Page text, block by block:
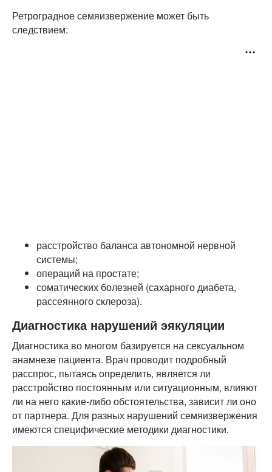
Ретроградное семяизвержение может быть
следствием:
расстройство баланса автономной нервной
системы;
операций на простате;
соматических болезней (сахарного диабета,
рассеянного склероза).
Диагностика нарушений эякуляции
Диагностика во многом базируется на сексуальном
анамнезе пациента. Врач проводит подробный
расспрос, пытаясь определить, является ли
расстройство постоянным или ситуационным, влияют
ли на него какие-либо обстоятельства, зависит ли оно
от партнера. Для разных нарушений семяизвержения
имеются специфические методики диагностики.